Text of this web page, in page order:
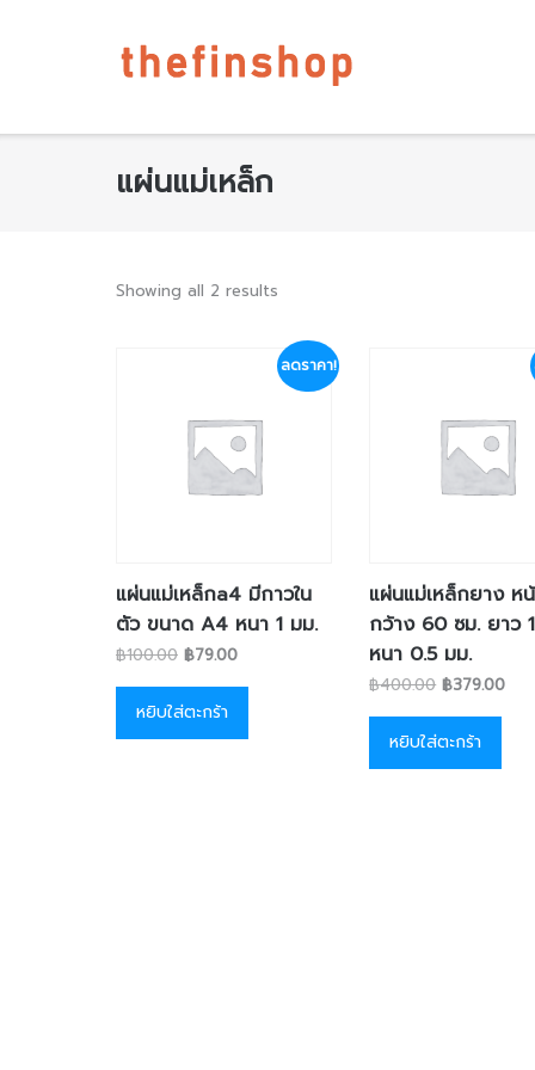
แผ่นแม่เหล็ก
Showing all 2 results
ลดราคา!
แผ่นแม่เหล็กa4 มีกาวใน
ตัว ขนาด A4 หนา 1 มม.
฿100.00 ฿79.00
หยิบใส่ตะกร้า
แผ่นแม่เหล็กยาง ห
กว้าง 60 ซม. ยาว
หนา 0.5 มม.
฿400.00 ฿379.00
หยิบใส่ตะกร้า